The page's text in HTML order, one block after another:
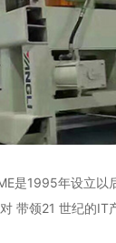
是1995年设立以
带领21 世纪的IT